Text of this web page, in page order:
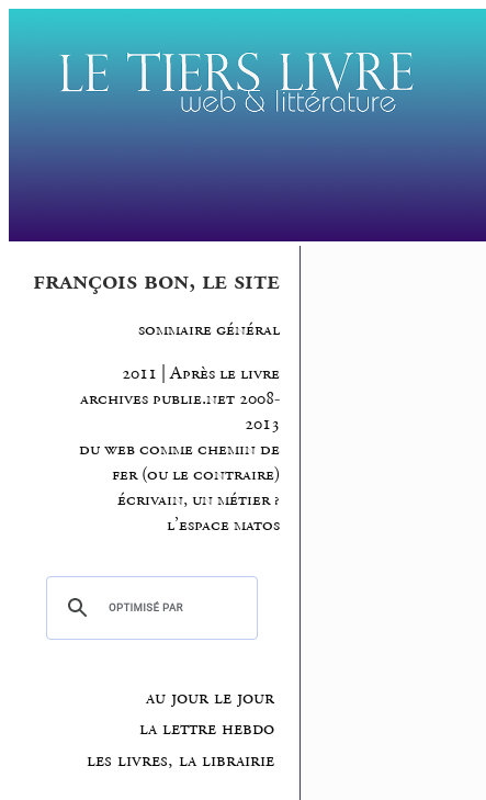
françois bon, le site
sommaire général
2011 | Après le livre
archives publie.net 2008-
2013
du web comme chemin de
fer (ou le contraire)
écrivain, un métier ?
l’espace matos
au jour le jour
la lettre hebdo
les livres, la librairie